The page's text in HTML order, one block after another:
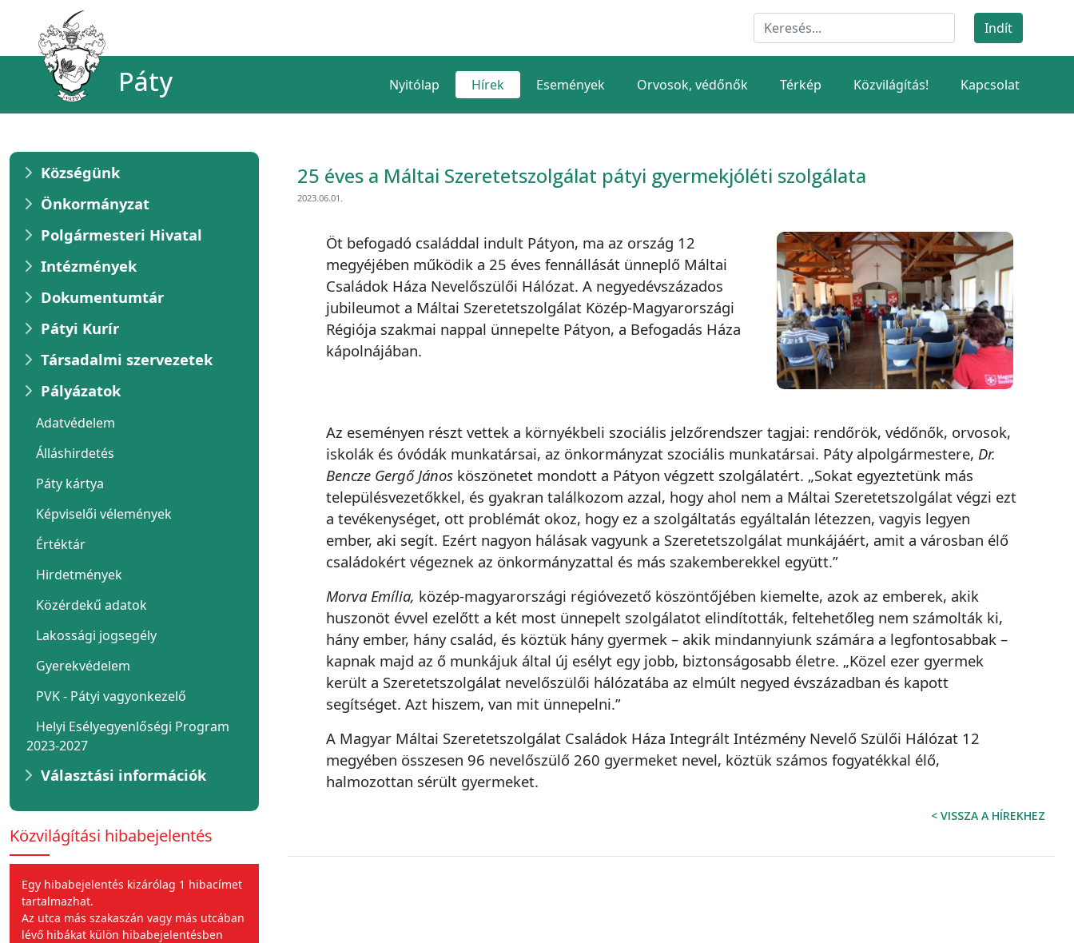
Páty Nyitólap Hírek Események Orvosok, védőnők Térkép Közvilágítás! Kapcsolat
Községünk
Önkormányzat
Polgármesteri Hivatal
Intézmények
Dokumentumtár
Pátyi Kurír
Társadalmi szervezetek
Pályázatok
Adatvédelem
Álláshirdetés
Páty kártya
Képviselői vélemények
Értéktár
Hirdetmények
Közérdekű adatok
Lakossági jogsegély
Gyerekvédelem
PVK - Pátyi vagyonkezelő
Helyi Esélyegyenlőségi Program
2023-2027
Választási információk
Közvilágítási hibabejelentés
Egy hibabejelentés kizárólag 1 hibacímet
tartalmazhat.
Az utca más szakaszán vagy más utcában
lévő hibákat külön hibabejelentésben
25 éves a Máltai Szeretetszolgálat pátyi gyermekjóléti szolgálata
2023.06.01.
Öt befogadó családdal indult Pátyon, ma az ország 12
megyéjében működik a 25 éves fennállását ünneplő Máltai
Családok Háza Nevelőszülői Hálózat. A negyedévszázados
jubileumot a Máltai Szeretetszolgálat Közép-Magyarországi
Régiója szakmai nappal ünnepelte Pátyon, a Befogadás Háza
kápolnájában.
Az eseményen részt vettek a környékbeli szociális jelzőrendszer tagjai: rendőrök, védőnők, orvosok,
iskolák és óvódák munkatársai, az önkormányzat szociális munkatársai. Páty alpolgármestere, Dr.
Bencze Gergő János köszönetet mondott a Pátyon végzett szolgálatért. „Sokat egyeztetünk más
településvezetőkkel, és gyakran találkozom azzal, hogy ahol nem a Máltai Szeretetszolgálat végzi ezt
a tevékenységet, ott problémát okoz, hogy ez a szolgáltatás egyáltalán létezzen, vagyis legyen
ember, aki segít. Ezért nagyon hálásak vagyunk a Szeretetszolgálat munkájáért, amit a városban élő
családokért végeznek az önkormányzattal és más szakemberekkel együtt.”
Morva Emília, közép-magyarországi régióvezető köszöntőjében kiemelte, azok az emberek, akik
huszonöt évvel ezelőtt a két most ünnepelt szolgálatot elindították, feltehetőleg nem számolták ki,
hány ember, hány család, és köztük hány gyermek – akik mindannyiunk számára a legfontosabbak –
kapnak majd az ő munkájuk által új esélyt egy jobb, biztonságosabb életre. „Közel ezer gyermek
került a Szeretetszolgálat nevelőszülői hálózatába az elmúlt negyed évszázadban és kapott
segítséget. Azt hiszem, van mit ünnepelni.”
A Magyar Máltai Szeretetszolgálat Családok Háza Integrált Intézmény Nevelő Szülői Hálózat 12
megyében összesen 96 nevelőszülő 260 gyermeket nevel, köztük számos fogyatékkal élő,
halmozottan sérült gyermeket.
< VISSZA A HÍREKHEZ